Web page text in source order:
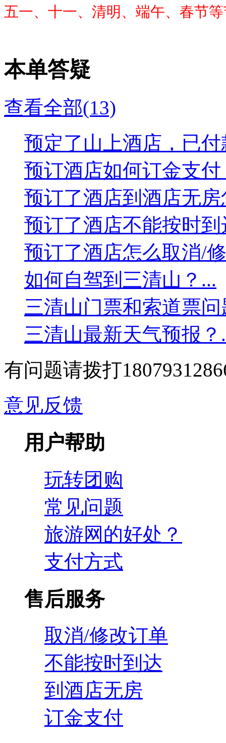
五一、十一、清明、端午、春节
本单答疑
查看全部(13)
预定了山上酒店，已
预订酒店如何订金支付
预订了酒店到酒店无
预订了酒店不能按时
预订了酒店怎么取消/
如何自驾到三清山？...
三清山门票和索道票问
三清山最新天气预报？
有问题请拨打
意见反馈
用户帮助
玩转团购
常见问题
旅游网的好处？
支付方式
售后服务
取消/修改订单
不能按时到达
到酒店无房
订金支付